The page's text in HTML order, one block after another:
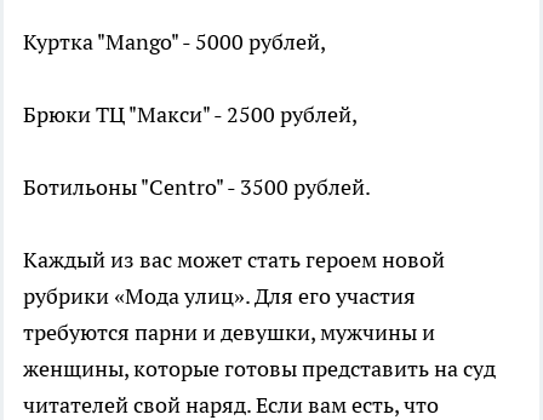
Куртка "Mango" - 5000 рублей,
Брюки ТЦ "Макси" - 2500 рублей,
Ботильоны "Centro" - 3500 рублей.
Каждый из вас может стать героем новой
рубрики «Мода улиц». Для его участия
требуются парни и девушки, мужчины и
женщины, которые готовы представить на суд
читателей свой наряд. Если вам есть, что